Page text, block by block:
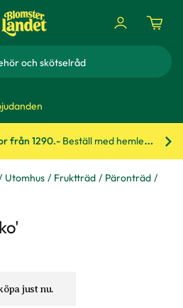
från 1290.- Beställ med hemleverans!
Utomhus Fruktträd Päronträd
just nu.